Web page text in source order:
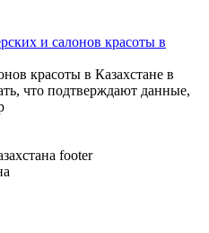
и салонов красоты в
красоты в Казахстане в
что подтверждают данные,